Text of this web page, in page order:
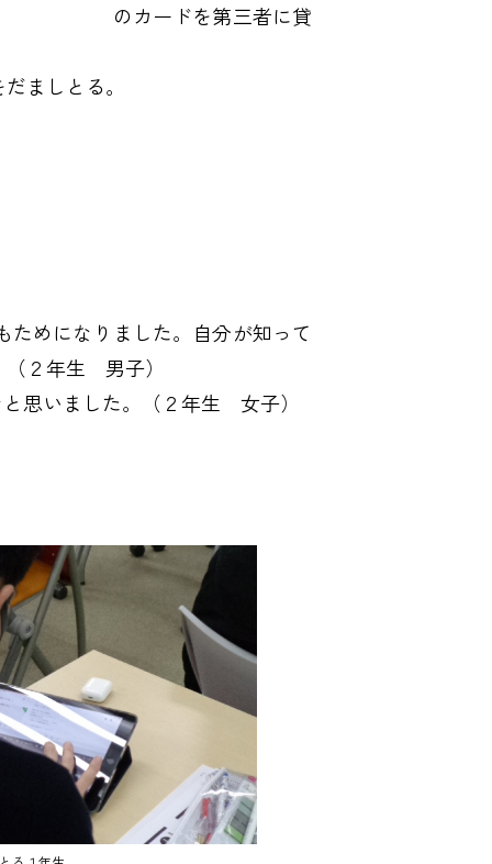
名義 のカードを第三者に貸
ましとる。
めになりました。自分が知って
２年生 男子）
思いました。（２年生 女子）